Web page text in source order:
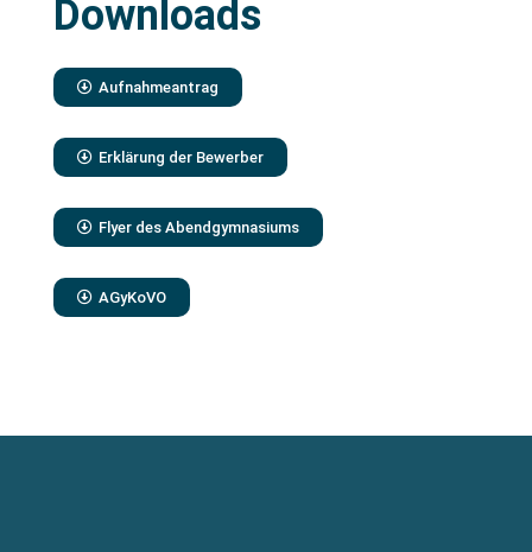
Downloads
Aufnahmeantrag
Erklärung der Bewerber
Flyer des Abendgymnasiums
AGyKoVO